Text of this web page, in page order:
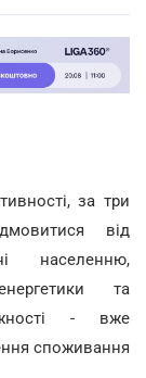
за три
від
населенню,
та
- вже
споживання